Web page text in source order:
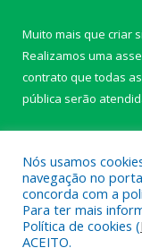
Muito mais que criar
Realizamos uma
contrato que todas
pública serão
Todos os
Nós usamos
navegação no
concorda com a
Para ter mais
Política de cookies (
ACEITO.